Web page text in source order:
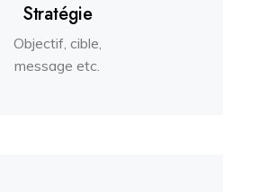
Stratégie
Objectif, cible,
message etc.